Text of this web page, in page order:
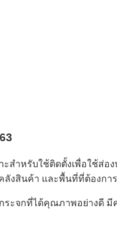
ะสำหรับใช้ติดตั้งเพื่อใช้ส่อ
ลังสินค้า และพื้นที่ที่ต้องกา
ระจกที่ได้คุณภาพอย่างดี